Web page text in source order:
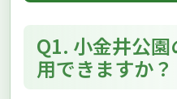
Q1. 小金井公
用できますか？